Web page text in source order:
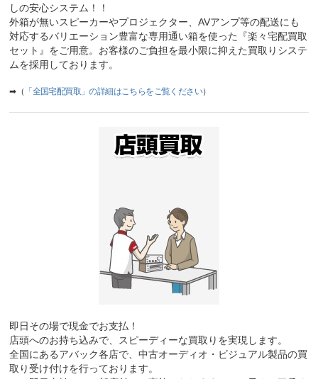
しの安心システム！！
外箱が無いスピーカーやプロジェクター、AVアンプ等の配送にも
対応するバリエーション豊富な専用通い箱を使った『楽々宅配買取
セット』をご用意。お客様のご負担を最小限に抑えた買取りシステ
ムを採用しております。
➡（ 「全国宅配買取」の詳細はこちらをご覧ください）
即日その場で現金でお支払！
店頭へのお持ち込みで、スピーディーな買取りを実現します。
全国にあるアバック各店で、中古オーディオ・ビジュアル製品の買
取り受け付けを行っております。